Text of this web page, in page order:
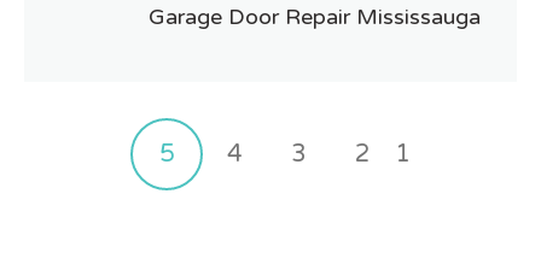
Garage Door Repair Mississauga
1
2
3
4
5